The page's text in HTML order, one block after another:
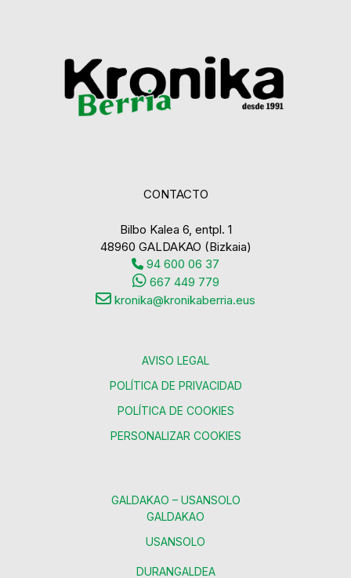
CONTACTO
Bilbo Kalea 6, entpl. 1
48960 GALDAKAO (Bizkaia)
94 600 06 37
667 449 779
kronika@kronikaberria.eus
AVISO LEGAL
POLÍTICA DE PRIVACIDAD
POLÍTICA DE COOKIES
PERSONALIZAR COOKIES
GALDAKAO – USANSOLO
GALDAKAO
USANSOLO
DURANGALDEA